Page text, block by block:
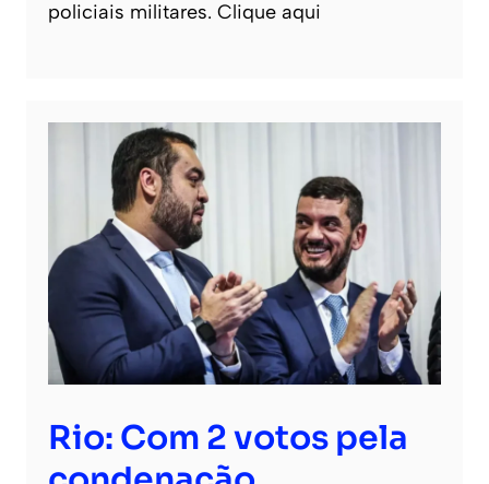
policiais militares. Clique aqui
Rio: Com 2 votos pela